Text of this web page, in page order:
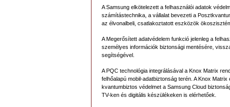
A Samsung elkötelezett a felhasználói adatok
számítástechnika, a vállalat bevezeti a
az élvonalbeli, csatlakoztatott eszközök
A Megerősített adatvédelem funkció jelenleg a
személyes információk biztonsági mentésére,
segítségével.
A PQC technológia integrálásával a Knox Matrix
felhőalapú mobil-adatbiztonság terén. A Knox
kvantumbiztos védelmet a Samsung Cloud
TV-ken és digitális készülékeken is elérhetőek.